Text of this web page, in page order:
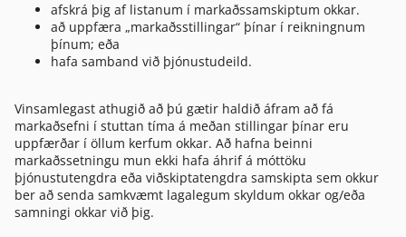
afskrá þig af listanum í markaðssamskiptum okkar.
að uppfæra „markaðsstillingar“ þínar í reikningnum
þínum; eða
hafa samband við þjónustudeild.
Vinsamlegast athugið að þú gætir haldið áfram að fá
markaðsefni í stuttan tíma á meðan stillingar þínar eru
uppfærðar í öllum kerfum okkar. Að hafna beinni
markaðssetningu mun ekki hafa áhrif á móttöku
þjónustutengdra eða viðskiptatengdra samskipta sem okkur
ber að senda samkvæmt lagalegum skyldum okkar og/eða
samningi okkar við þig.